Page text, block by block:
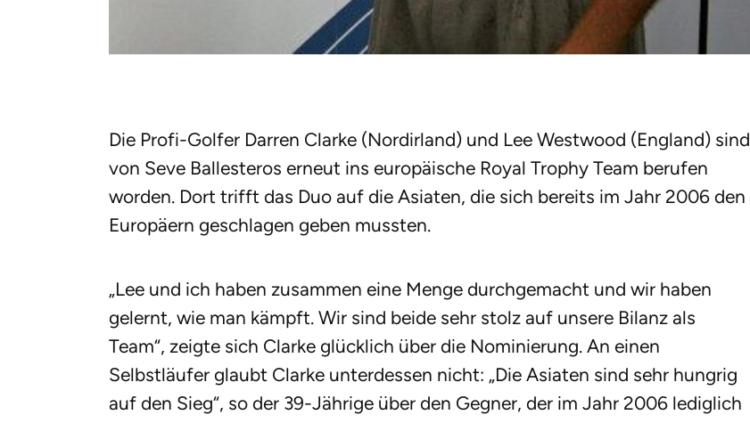
Die Profi-Golfer Darren Clarke (Nordirland) und Lee Westwood (England) sind
von Seve Ballesteros erneut ins europäische Royal Trophy Team berufen
worden. Dort trifft das Duo auf die Asiaten, die sich bereits im Jahr 2006 den
Europäern geschlagen geben mussten.
„Lee und ich haben zusammen eine Menge durchgemacht und wir haben
gelernt, wie man kämpft. Wir sind beide sehr stolz auf unsere Bilanz als
Team“, zeigte sich Clarke glücklich über die Nominierung. An einen
Selbstläufer glaubt Clarke unterdessen nicht: „Die Asiaten sind sehr hungrig
auf den Sieg“, so der 39-Jährige über den Gegner, der im Jahr 2006 lediglich